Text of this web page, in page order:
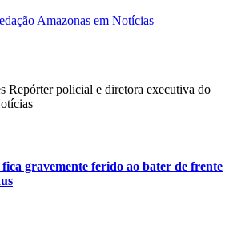
Amazonas em Notícias
Repórter policial e diretora executiva do
gravemente ferido ao bater de frente